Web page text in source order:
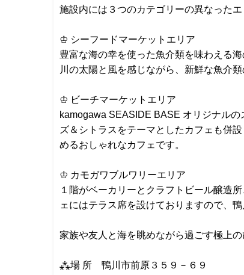
施設内には３つのカテゴリーの異なったエ
♔ シーフードマーケットエリア
豊富な海の幸を使った魚介類を味わえる
川の太陽と風を感じながら、新鮮な魚介類
♔ ビーチマーケットエリア
kamogawa SEASIDE BASE オリジナル
ズ＆シトラスをテーマとしたカフェも併
めるおしゃれなカフェです。
♔ カモガワブルワリーエリア
１階がベーカリーとクラフトビール醸造
ェにはテラス席を設けておりますので、
家族や友人と海を眺めながら過ごす極上
⁂場 所 鴨川市前原３５９－６９